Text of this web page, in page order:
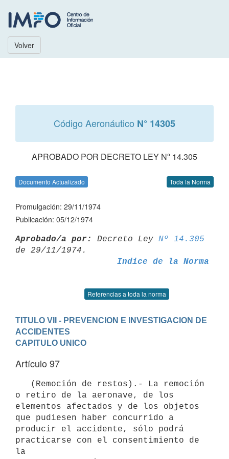
Volver
Código Aeronáutico N° 14305
APROBADO POR DECRETO LEY Nº 14.305
Documento Actualizado Toda la Norma
Promulgación: 29/11/1974
Publicación: 05/12/1974
Aprobado/a por: Decreto Ley Nº 14.305
Indice de la Norma
Referencias a toda la norma
TITULO VII - PREVENCION E INVESTIGACION DE
ACCIDENTES
CAPITULO UNICO
Artículo 97
o retiro de la aeronave, de los
elementos afectados y de los objetos
que pudiesen haber concurrido a
producir el accidente, sólo podrá
practicarse con el consentimiento de
la